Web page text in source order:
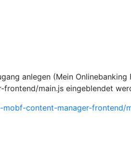
anlegen (Mein
main.js eingeblendet
content-manager-frontend/